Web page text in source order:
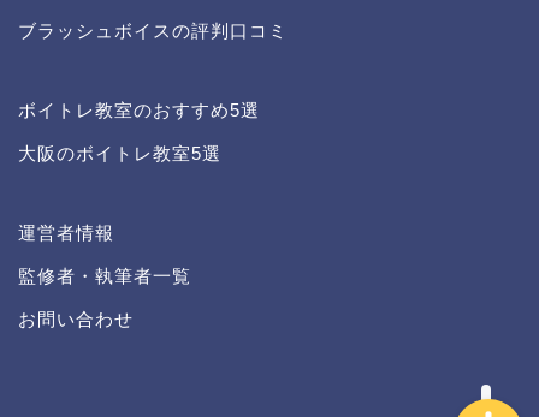
ブラッシュボイスの評判口コミ
ボイトレ教室のおすすめ5選
大阪のボイトレ教室5選
運営者情報
監修者・執筆者一覧
お問い合わせ